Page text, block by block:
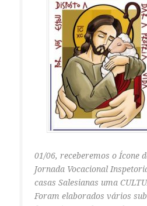
01/06, receberemos o Ícone
Jornada Vocacional
casas Salesianas uma
Foram elaborados vários